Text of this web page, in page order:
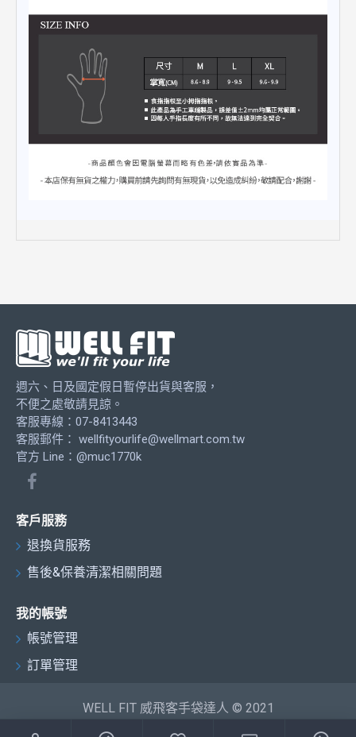
週六、日及國定假日暫停出貨與客服，
不便之處敬請見諒。
客服專線：07-8413443
客服郵件： wellfityourlife@wellmart.com.tw
官方 Line：@muc1770k
客戶服務
退換貨服務
售後&保養清潔相關問題
我的帳號
帳號管理
訂單管理
WELL FIT 威飛客手袋達人 © 2021